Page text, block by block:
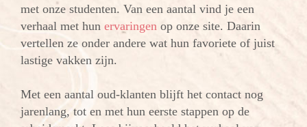
met onze studenten. Van een aantal vind je een
verhaal met hun ervaringen op onze site. Daarin
vertellen ze onder andere wat hun favoriete of juist
lastige vakken zijn.
Met een aantal oud-klanten blijft het contact nog
jarenlang, tot en met hun eerste stappen op de